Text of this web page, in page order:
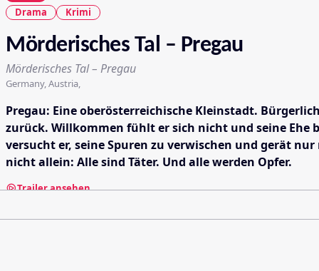
Drama
Krimi
Mörderisches Tal – Pregau
Mörderisches Tal – Pregau
Germany, Austria,
Pregau: Eine oberösterreichische Kleinstadt.
zurück. Willkommen fühlt er sich nicht und seine Ehe
versucht er, seine Spuren zu verwischen und gerät
nicht allein: Alle sind Täter. Und alle werden Opfer.
Trailer ansehen